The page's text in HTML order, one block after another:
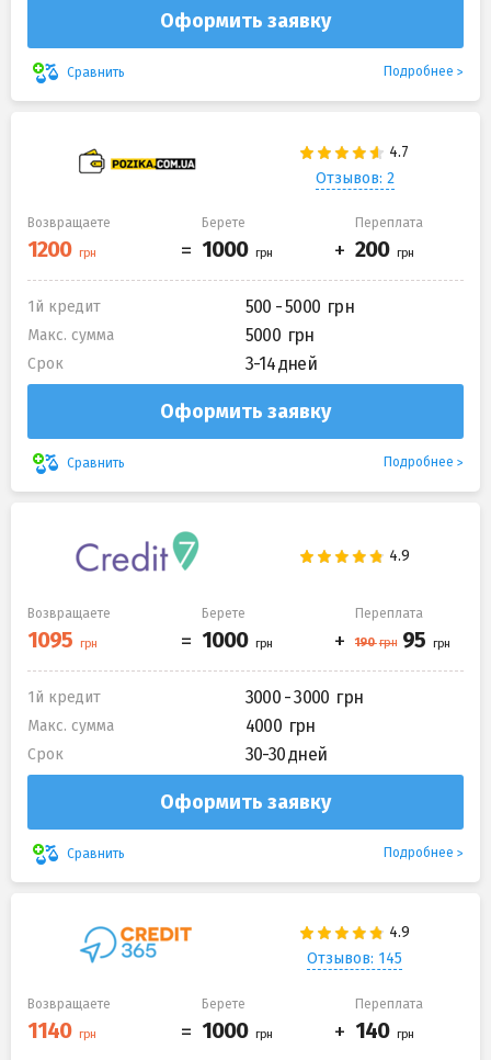
Оформить заявку
Сравнить Подробнее
Отзывов: 2
Возвращаете Берете Переплата
1й кредит 500 - 5000
Макс. сумма 5000
Срок 3-14 дней
Оформить заявку
Сравнить Подробнее
Возвращаете Берете Переплата
1й кредит 3000 - 3000
Макс. сумма 4000
Срок 30-30 дней
Оформить заявку
Сравнить Подробнее
Отзывов: 145
Возвращаете Берете Переплата